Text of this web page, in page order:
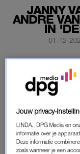
JANNY
ANDRÉ
IN
01-12-
André van Duin
in het nieuwe
het programma
Ja, een duo.
Deur, niet als
Jouw privacy-
LINDA., DPG Media en
informatie over je
Deze informatie
zoals wanneer je een